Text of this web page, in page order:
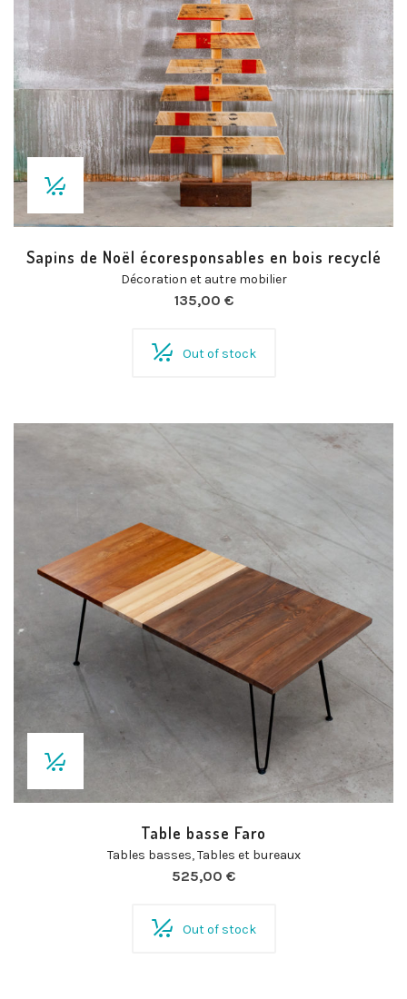
Sapins de Noël écoresponsables en bois recyclé
Décoration et autre mobilier
135,00 €
Out of stock
Table basse Faro
Tables basses,Tables et bureaux
525,00 €
Out of stock